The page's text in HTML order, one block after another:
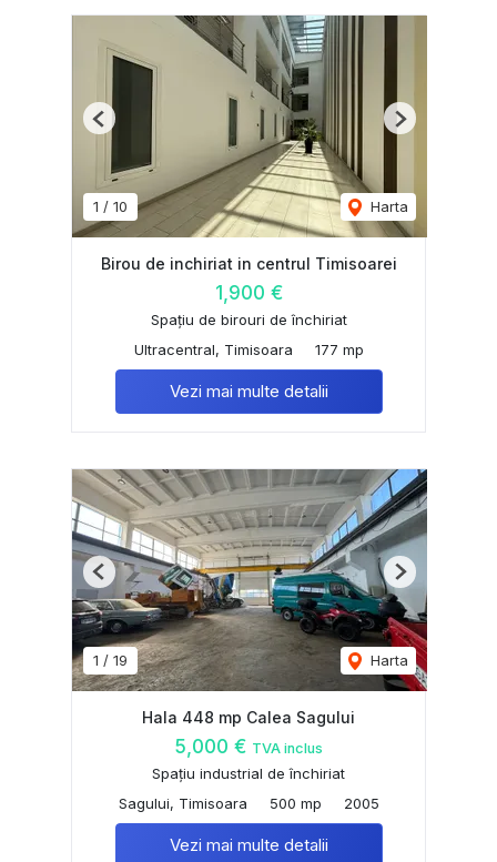
1 / 10 Harta
Previous Next
Birou de inchiriat in centrul Timisoarei
1,900 €
Spațiu de birouri de închiriat
Ultracentral, Timisoara
177 mp
Vezi mai multe detalii
1 / 19 Harta
Previous Next
Hala 448 mp Calea Sagului
5,000 € TVA inclus
Spațiu industrial de închiriat
Sagului, Timisoara
500 mp 2005
Vezi mai multe detalii